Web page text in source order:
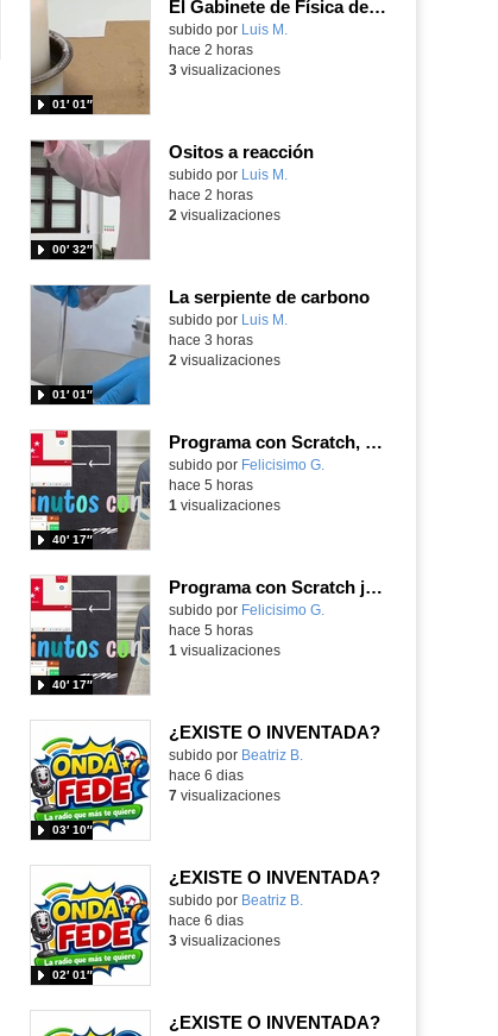
pantalla
El Gabinete de Física del IES Enrique Tierno Galván de Parla (Curso 25-26)
Contenido educativo.
subido por Luis M.
01′ 01″
hace 2 horas
3visualizaciones
Ositos a reacción
Contenido educativo.
subido por Luis M.
00′ 32″
hace 2 horas
2 visualizaciones
La serpiente de carbono
Contenido educativo.
subido por Luis M.
01′ 01″
hace 3 horas
2 visualizaciones
Programa con Scratch, 8 diferentes juegos para vivir la emoción de los partidos de España en el mundial 2026
Contenido educativo.
subido por Felicisimo G.
40′ 17″
hace 5 horas
1 visualizaciones
Programa con Scratch juegos con los partidos del mundial 2026 ganados por España
Contenido educativo.
subido por Felicisimo G.
40′ 17″
hace 5 horas
1 visualizaciones
¿EXISTE O INVENTADA?
Contenido educativo.
subido por Beatriz B.
03′ 10″
hace 6 dias
7visualizaciones
¿EXISTE O INVENTADA?
Contenido educativo.
subido por Beatriz B.
02′ 01″
hace 6 dias
3visualizaciones
¿EXISTE O INVENTADA?